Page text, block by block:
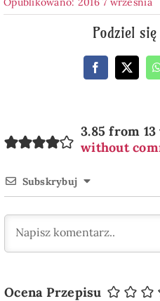
Podziel
3.85 from 13
without
Subskrybuj
Ocena Przepisu